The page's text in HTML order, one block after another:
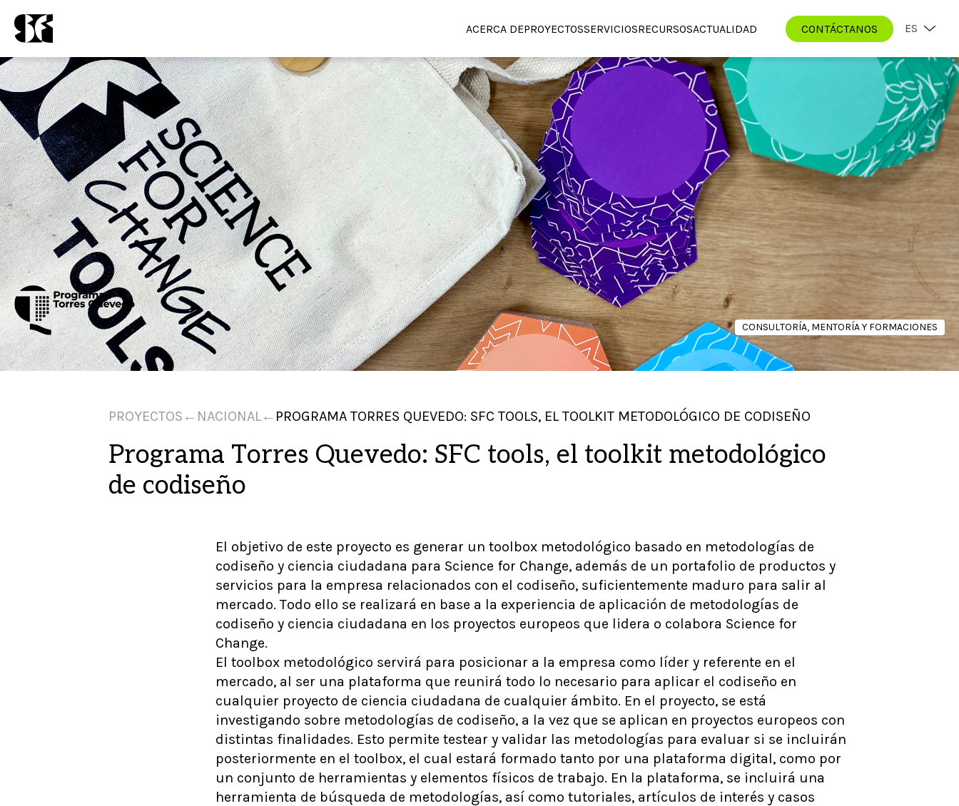
ACERCA DEPROYECTOSSERVICIOSRECURSOSACTUALIDAD CONTÁCTANOS ES
CONSULTORÍA, MENTORÍA Y FORMACIONES
PROYECTOS ← NACIONAL← PROGRAMA TORRES QUEVEDO: SFC TOOLS, EL TOOLKIT METODOLÓGICO DE CODISEÑO
Programa Torres Quevedo: SFC tools, el toolkit metodológico
de codiseño
El objetivo de este proyecto es generar un toolbox metodológico basado en metodologías de
codiseño y ciencia ciudadana para Science for Change, además de un portafolio de productos y
servicios para la empresa relacionados con el codiseño, suficientemente maduro para salir al
mercado. Todo ello se realizará en base a la experiencia de aplicación de metodologías de
codiseño y ciencia ciudadana en los proyectos europeos que lidera o colabora Science for
Change.
El toolbox metodológico servirá para posicionar a la empresa como líder y referente en el
mercado, al ser una plataforma que reunirá todo lo necesario para aplicar el codiseño en
cualquier proyecto de ciencia ciudadana de cualquier ámbito. En el proyecto, se está
investigando sobre metodologías de codiseño, a la vez que se aplican en proyectos europeos con
distintas finalidades. Esto permite testear y validar las metodologías para evaluar si se incluirán
posteriormente en el toolbox, el cual estará formado tanto por una plataforma digital, como por
un conjunto de herramientas y elementos físicos de trabajo. En la plataforma, se incluirá una
herramienta de búsqueda de metodologías, así como tutoriales, artículos de interés y casos